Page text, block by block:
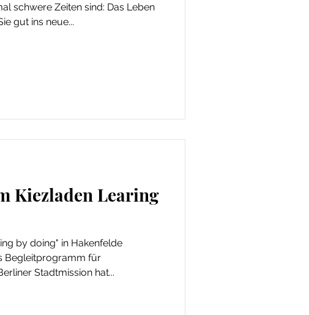
schwere Zeiten sind: Das Leben
gut ins neue...
Kiezladen Learing
by doing" in Hakenfelde
Begleitprogramm für
Stadtmission hat...